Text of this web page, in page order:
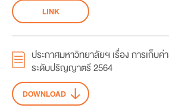
LINK
ประกาศมหาวิทยาลัยฯ เรื่อง การเก็บ
ระดับปริญญาตรี 2564
DOWNLOAD